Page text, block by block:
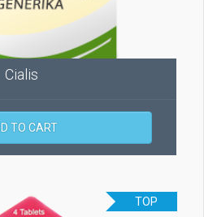
Cialis
TO CART
TOP